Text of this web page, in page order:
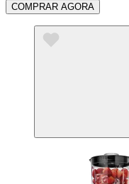
COMPRAR AGORA